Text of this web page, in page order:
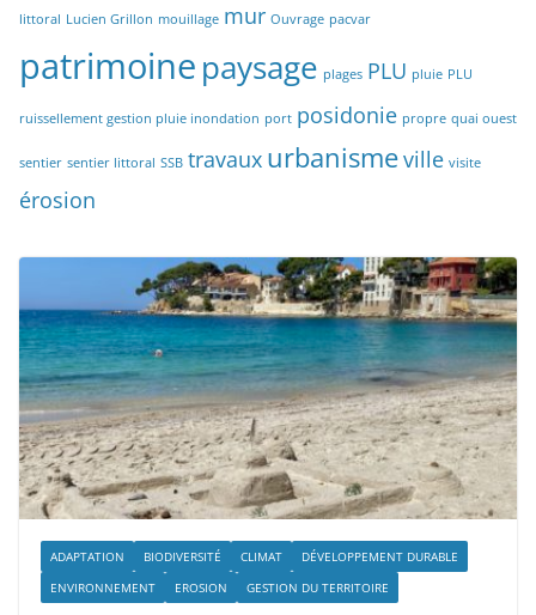
littoral Lucien Grillon mouillage mur Ouvrage pacvar
patrimoinepaysage plages PLU pluie PLU
ruissellement gestion pluie inondation port posidonie propre quai ouest
sentier sentier littoral SSB travaux urbanismeville visite
érosion
ADAPTATION BIODIVERSITÉ CLIMAT
DÉVELOPPEMENT DURABLE
ENVIRONNEMENT
EROSION GESTION DU TERRITOIRE